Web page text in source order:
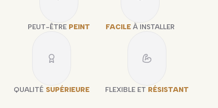
PEUT-ÊTRE PEINT FACILE À INSTALLER
QUALITÉ SUPÉRIEURE FLEXIBLE ET RÉSISTANT